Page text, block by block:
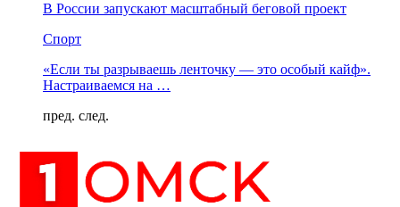
В России запускают масштабный беговой проект
Спорт
«Если ты разрываешь ленточку — это особый кайф».
Настраиваемся на …
пред. след.